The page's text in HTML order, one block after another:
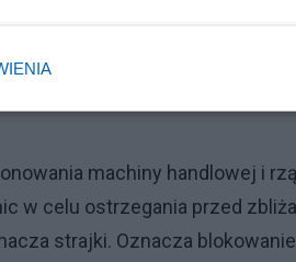
także praw ekonomicznych,
machiny handlowej i
w celu ostrzegania przed
strajki. Oznacza